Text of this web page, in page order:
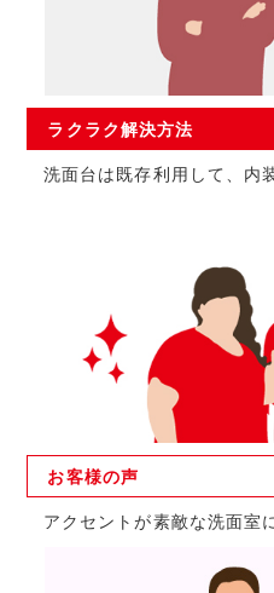
ラクラク解決方法
洗面台は既存利用して、内
お客様の声
アクセントが素敵な洗面室